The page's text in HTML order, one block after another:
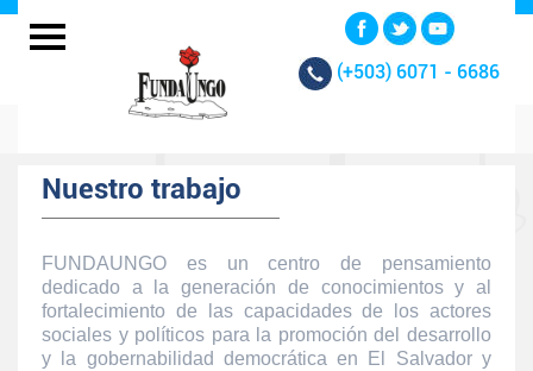
(+503) 6071 - 6686
Nuestro trabajo
FUNDAUNGO es un centro de pensamiento
dedicado a la generación de conocimientos y al
fortalecimiento de las capacidades de los actores
sociales y políticos para la promoción del desarrollo
y la gobernabilidad democrática en El Salvador y